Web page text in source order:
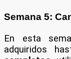
Semana 5:
En esta
adquiridos